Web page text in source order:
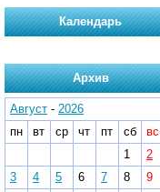
Календарь
Архив
Август - 2026
пн
вт ср чт пт сб
вс
1
2
3
4 5 6 7 8
9